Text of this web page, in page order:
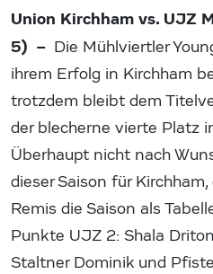
Union Kirchham vs. UJZ
5) – Die Mühlviertler
ihrem Erfolg in Kirchham
trotzdem bleibt dem
der blecherne vierte Platz
Überhaupt nicht nach
dieser Saison für
Remis die Saison als
Punkte UJZ 2: Shala
Staltner Dominik und